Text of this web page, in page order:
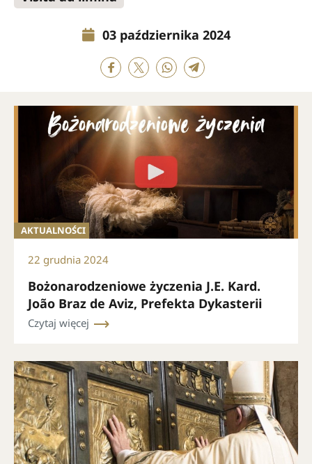
03 października 2024
AKTUALNOŚCI
22 grudnia 2024
Bożonarodzeniowe życzenia J.E. Kard.
João Braz de Aviz, Prefekta Dykasterii
Czytaj więcej